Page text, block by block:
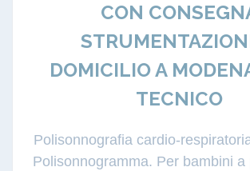
CON
DOMICILIO A
TECNICO
Polisonnografia cardio-
Polisonnogramma. Per bambini a